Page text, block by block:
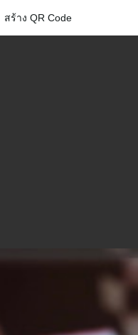
สร้าง QR Code